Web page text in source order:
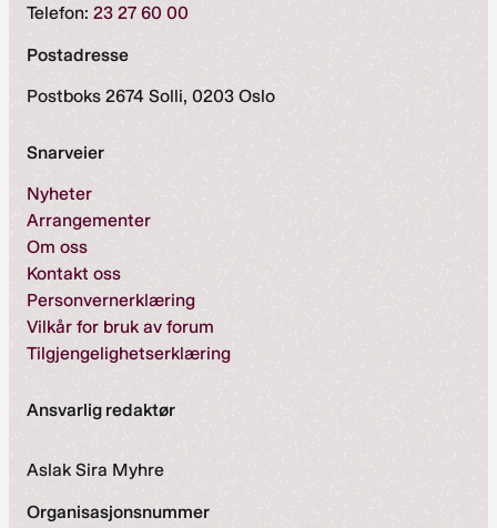
Telefon: 23 27 60 00
Postadresse
Postboks 2674 Solli, 0203 Oslo
Snarveier
Nyheter
Arrangementer
Om oss
Kontakt oss
Personvernerklæring
Vilkår for bruk av forum
Tilgjengelighetserklæring
Ansvarlig redaktør
Aslak Sira Myhre
Organisasjonsnummer